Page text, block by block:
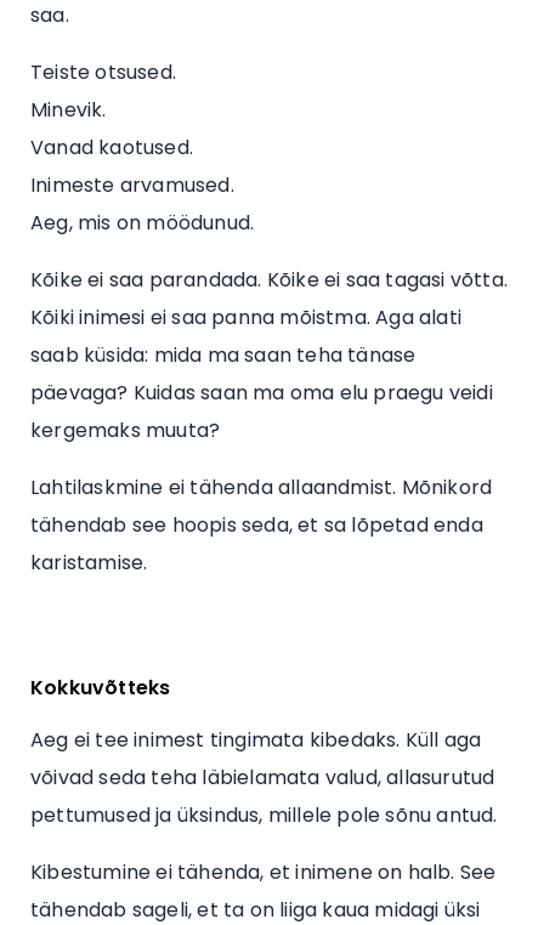
saa.
Teiste otsused.
Minevik.
Vanad kaotused.
Inimeste arvamused.
Aeg, mis on möödunud.
Kõike ei saa parandada. Kõike ei saa tagasi võtta.
Kõiki inimesi ei saa panna mõistma. Aga alati
saab küsida: mida ma saan teha tänase
päevaga? Kuidas saan ma oma elu praegu veidi
kergemaks muuta?
Lahtilaskmine ei tähenda allaandmist. Mõnikord
tähendab see hoopis seda, et sa lõpetad enda
karistamise.
Kokkuvõtteks
Aeg ei tee inimest tingimata kibedaks. Küll aga
võivad seda teha läbielamata valud, allasurutud
pettumused ja üksindus, millele pole sõnu antud.
Kibestumine ei tähenda, et inimene on halb. See
tähendab sageli, et ta on liiga kaua midagi üksi